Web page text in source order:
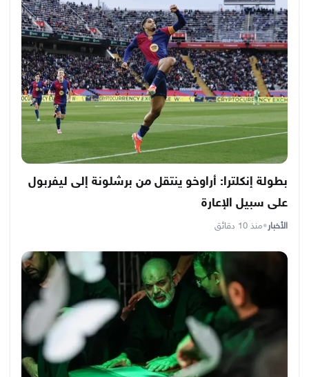
بطولة إنكلترا: أراوخو ينتقل من برشلونة إلى ليفربول
على سبيل الإعارة
الأخبار•منذ 10 دقائق